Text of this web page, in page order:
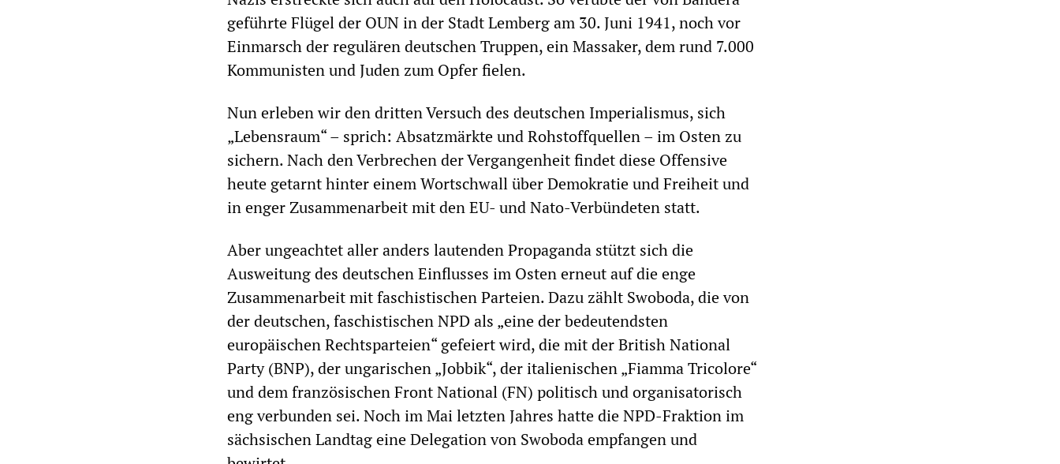
geführte Flügel der OUN in der Stadt Lemberg am 30. Juni 1941, noch vor
Einmarsch der regulären deutschen Truppen, ein Massaker, dem rund 7.000
Kommunisten und Juden zum Opfer fielen.
Nun erleben wir den dritten Versuch des deutschen Imperialismus, sich
„Lebensraum“ – sprich: Absatzmärkte und Rohstoffquellen – im Osten zu
sichern. Nach den Verbrechen der Vergangenheit findet diese Offensive
heute getarnt hinter einem Wortschwall über Demokratie und Freiheit und
in enger Zusammenarbeit mit den EU- und Nato-Verbündeten statt.
Aber ungeachtet aller anders lautenden Propaganda stützt sich die
Ausweitung des deutschen Einflusses im Osten erneut auf die enge
Zusammenarbeit mit faschistischen Parteien. Dazu zählt Swoboda, die von
der deutschen, faschistischen NPD als „eine der bedeutendsten
europäischen Rechtsparteien“ gefeiert wird, die mit der British National
Party (BNP), der ungarischen „Jobbik“, der italienischen „Fiamma Tricolore“
und dem französischen Front National (FN) politisch und organisatorisch
eng verbunden sei. Noch im Mai letzten Jahres hatte die NPD-Fraktion im
sächsischen Landtag eine Delegation von Swoboda empfangen und